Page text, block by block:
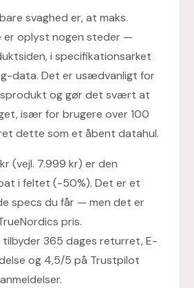
svaghed er, at maks.
oplyst nogen steder —
i specifikationsarket
data. Det er usædvanligt for
og gør det svært at
især for brugere over 100
dette som et åbent datahul.
(vejl. 7.999 kr) er den
i feltet (-50%). Det er et
specs du får — men det er
pris.
365 dages returret, E-
og 4,5/5 på Trustpilot